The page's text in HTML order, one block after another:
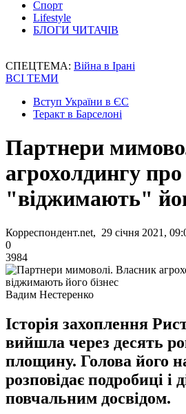
Спорт
Lifestyle
БЛОГИ ЧИТАЧІВ
СПЕЦТЕМА: Війна в Ірані
ВСІ ТЕМИ
Вступ України в ЄС
Теракт в Барселоні
Партнери
агрохолдингу
"віджимають"
Корреспондент.net, 29 січня 2021,
0
3984
Вадим Нестеренко
Історія захоплення
вийшла через десять
площину. Голова його
розповідає подробиці і
повчальним досвідом.